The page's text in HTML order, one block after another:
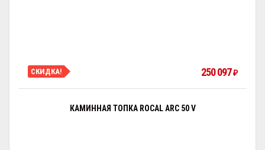
СКИДКА! 250 097₽
КАМИННАЯ ТОПКА ROCAL ARC 50 V